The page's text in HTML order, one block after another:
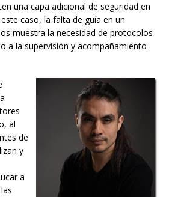
una capa adicional de seguridad en
caso, la falta de guía en un
muestra la necesidad de protocolos
a la supervisión y acompañamiento
al
de
y
a